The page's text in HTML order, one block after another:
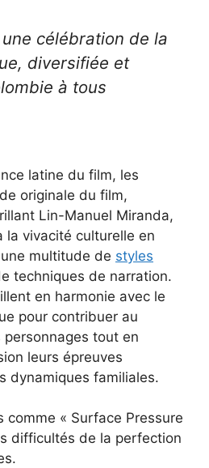
célébration de la
diversifiée et
à tous
latine du film, les
originale du film,
Lin-Manuel Miranda,
la vivacité culturelle en
multitude de styles
techniques de narration.
en harmonie avec le
pour contribuer au
tout en
leurs épreuves
dynamiques familiales.
comme « Surface Pressure
difficultés de la perfection